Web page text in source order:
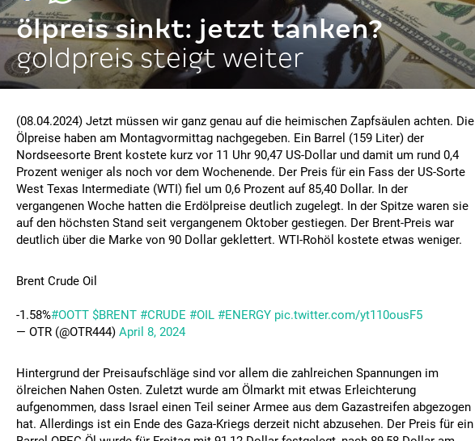
ölpreis sinkt: jetzt tanken?
goldpreis steigt weiter
(08.04.2024) Jetzt müssen wir ganz genau auf die heimischen Zapfsäulen achten. Die
Ölpreise haben am Montagvormittag nachgegeben. Ein Barrel (159 Liter) der
Nordseesorte Brent kostete kurz vor 11 Uhr 90,47 US-Dollar und damit um rund 0,4
Prozent weniger als noch vor dem Wochenende. Der Preis für ein Fass der US-Sorte
West Texas Intermediate (WTI) fiel um 0,6 Prozent auf 85,40 Dollar. In der
vergangenen Woche hatten die Erdölpreise deutlich zugelegt. In der Spitze waren sie
auf den höchsten Stand seit vergangenem Oktober gestiegen. Der Brent-Preis war
deutlich über die Marke von 90 Dollar geklettert. WTI-Rohöl kostete etwas weniger.
Brent Crude Oil
-1.58%#OOTT $BRENT #CRUDE #OIL #ENERGY pic.twitter.com/yt110ousF5
— OTR (@OTR444) April 8, 2024
Hintergrund der Preisaufschläge sind vor allem die zahlreichen Spannungen im
ölreichen Nahen Osten. Zuletzt wurde am Ölmarkt mit etwas Erleichterung
aufgenommen, dass Israel einen Teil seiner Armee aus dem Gazastreifen abgezogen
hat. Allerdings ist ein Ende des Gaza-Kriegs derzeit nicht abzusehen. Der Preis für ein